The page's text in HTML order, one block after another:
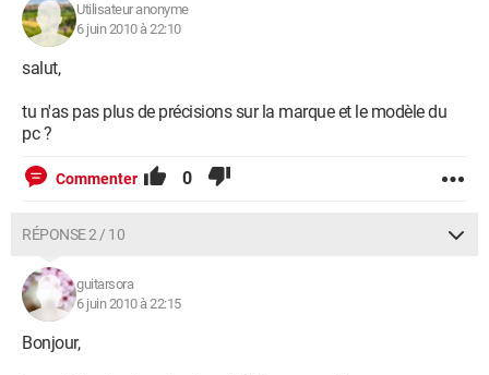
Utilisateur anonyme
6 juin 2010 à 22:10
salut,
tu n'as pas plus de précisions sur la marque et le modèle du
pc ?
Commenter 0
RÉPONSE 2 / 10
guitarsora
6 juin 2010 à 22:15
Bonjour,